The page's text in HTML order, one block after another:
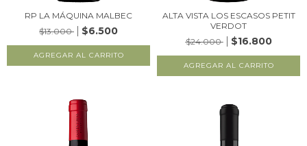
RP LA MÁQUINA MALBEC
$13.000
$6.500
ALTA VISTA LOS ESCASOS PETIT
VERDOT
$24.000
$16.800